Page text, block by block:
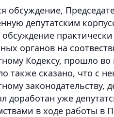
обсуждение,
депутатским
органов на
Кодексу, прошло
также сказано, что с
законодательству,
уже
в ходе работы в